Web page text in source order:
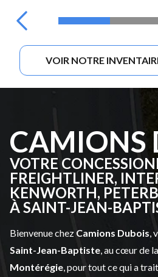
VOIR NOTRE
CAMIONS
VOTRE
FREIGHTLINER,
KENWORTH,
À SAINT-JEAN-
Bienvenue chez Camions Dubois ,
Saint-Jean-Baptiste , au cœur de
Montérégie , pour tout ce qui a